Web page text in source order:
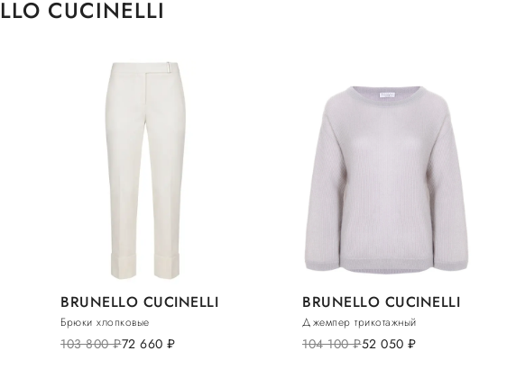
CUCINELLI
BRUNELLO CUCINELLI
Брюки хлопковые
103 800руб.72 660 руб.
BRUNELLO CUCINELLI
Джемпер трикотажный
104 100руб.52 050 руб.